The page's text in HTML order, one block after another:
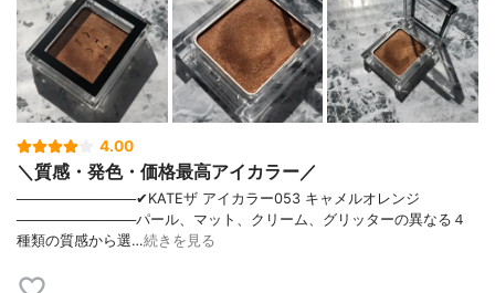
4.00
＼質感・発色・価格最高アイカラー／
────────────✔︎KATEザ アイカラー053 キャメルオレンジ
────────────パール、マット、クリーム、グリッターの異なる４
種類の質感から選…続きを見る